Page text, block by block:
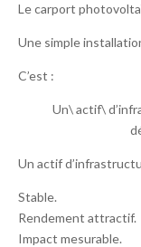
Le carport
Une simple
C’est :
Un\ actif\
Un actif
Stable.
Rendement attractif.
Impact mesurable.